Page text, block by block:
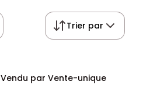
Trier par
Vendu par Vente-unique